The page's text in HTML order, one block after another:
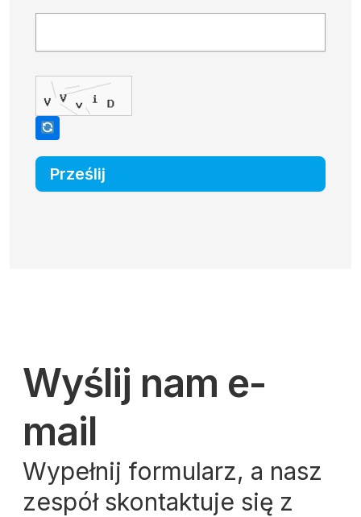
Wyślij nam e-
mail
Wypełnij formularz, a nasz
zespół skontaktuje się z